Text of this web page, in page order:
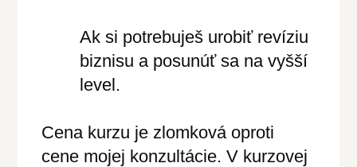
Ak si potrebuješ urobiť revíziu
biznisu a posunúť sa na vyšší
level.
Cena kurzu je zlomková oproti
cene mojej konzultácie. V kurzovej